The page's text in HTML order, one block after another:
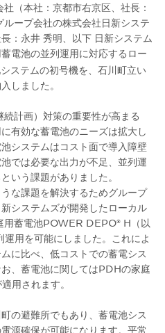
（本社：京都市右京区、社長：
ープ会社の株式会社日新システ
：永井 秀明、以下 日新システム
電池の並列運用に対応するロー
ステムの初号機を、石川町立い
しました。
計画）対策の重要性が高まる
有効な蓄電池のニーズは拡大し
システムはコスト面で導入障壁
では必要な出力が不足、並列運
いう課題がありました。
な課題を解決するためグループ
システムズが開発したローカル
用蓄電池POWER DEPO® H（以
用を可能にしました。これによ
に比べ、低コストでの蓄電シス
、蓄電池に関してはPDHの家庭
用されます。
の避難所でもあり、蓄電池シス
源確保が可能になります。平常